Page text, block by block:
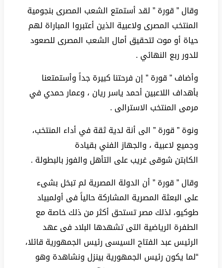
وقال ” قورة ” لقد أستمتع الشعب المصرى بنجومية
المنتخب المصرى ولاعبية الذين أعتبروا المباراة لهم
حياة أو موت لتحقيق أمال الشعب المصرى للصعود
للدور ربع النهائي .
وأضاف ” قورة ” إن فرحتنا كبيرة جداً وأستمتعنا
بأهداف اللاعبين أحمد ياسر ريان ، وعمار حمدي في
مرمى المنتخب الاسترالى .
ونوة ” قورة ” الى أنة لدية ثقة في أداء المنتخب،
وجميع لاعبية ، والجهاز الفني بقيادة
الكابتن شوقى غريب على التأهل والفوز بالبطولة .
وقال ” قورة ” أن الدولة المصرية لم تبخل بشىء
على البعثة المصرية المشاركة حالياً فى أولمبياد
طوكيو، لذلك مصر تستحق أكثر من ذلك خاصة مع
الطفرة الرياضية التى تشهدها البلاد فى عهد
الرئيس عبد الفتاح السيسى رئيس الجمهورية قائلا،
“لما يكون رئيس الجمهورية بينزل ونشاهدة وهو